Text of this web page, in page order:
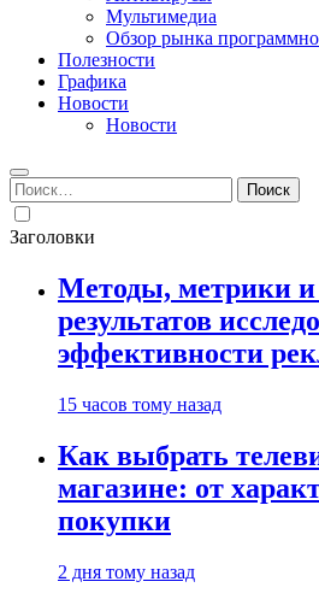
Мультимедиа
Обзор рынка
Полезности
Графика
Новости
Новости
Найти:
Заголовки
Методы, метрики и
результатов
эффективности
15 часов тому назад
Как выбрать
магазине: от
покупки
2 дня тому назад